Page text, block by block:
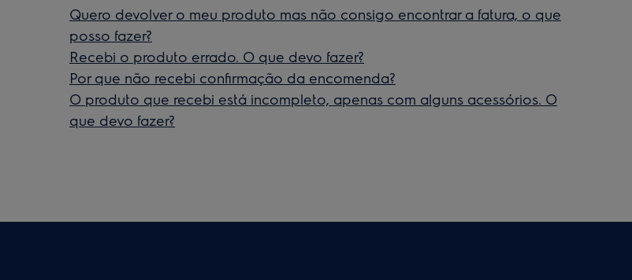
Quero devolver o meu produto mas não consigo encontrar a fatura, o que
posso fazer?
Recebi o produto errado. O que devo fazer?
Por que não recebi confirmação da encomenda?
O produto que recebi está incompleto, apenas com alguns acessórios. O
que devo fazer?